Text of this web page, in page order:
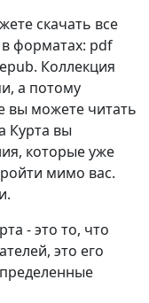
скачать все
в форматах: pdf
Коллекция
а потому
вы можете читать
Курта вы
которые уже
мимо вас.
- это то, что
это его